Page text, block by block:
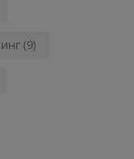
(9)